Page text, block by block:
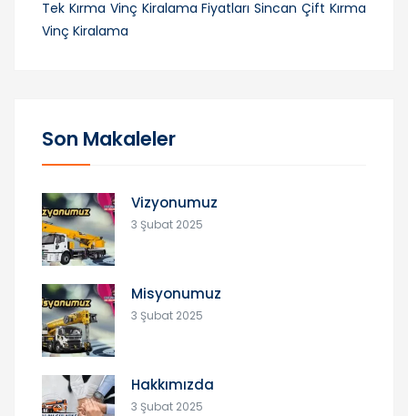
Tek Kırma Vinç Kiralama Fiyatları Sincan Çift Kırma
Vinç Kiralama
Son Makaleler
Vizyonumuz
3 Şubat 2025
Misyonumuz
3 Şubat 2025
Hakkımızda
3 Şubat 2025